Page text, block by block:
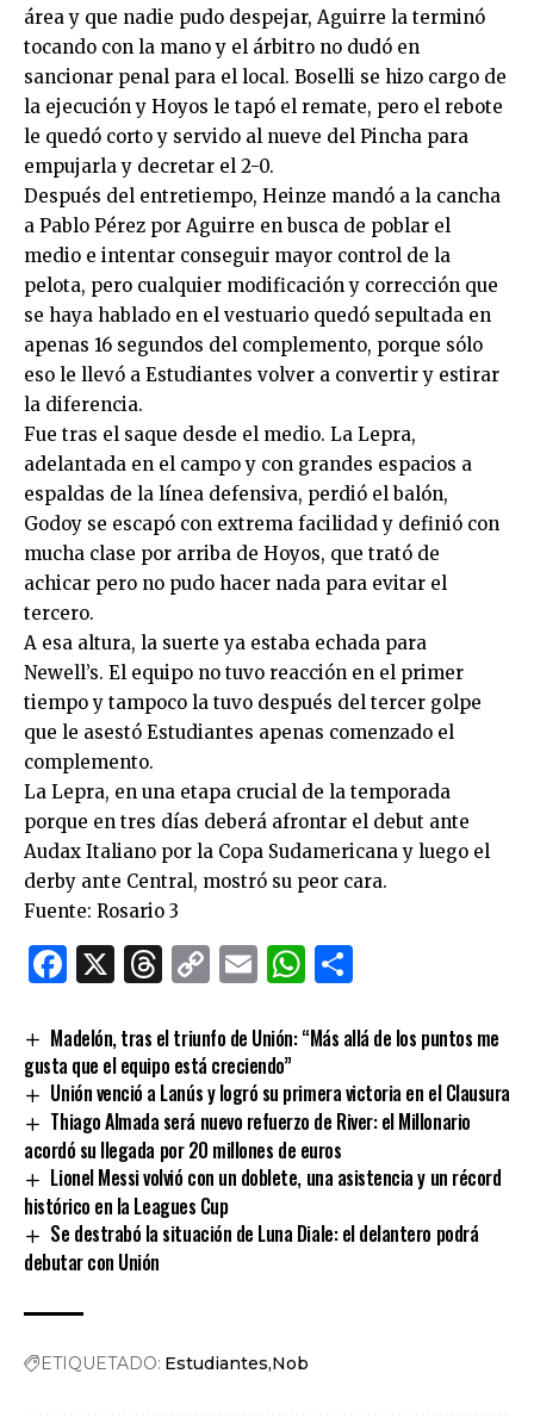
área y que nadie pudo despejar, Aguirre la terminó
tocando con la mano y el árbitro no dudó en
sancionar penal para el local. Boselli se hizo cargo de
la ejecución y Hoyos le tapó el remate, pero el rebote
le quedó corto y servido al nueve del Pincha para
empujarla y decretar el 2-0.
Después del entretiempo, Heinze mandó a la cancha
a Pablo Pérez por Aguirre en busca de poblar el
medio e intentar conseguir mayor control de la
pelota, pero cualquier modificación y corrección que
se haya hablado en el vestuario quedó sepultada en
apenas 16 segundos del complemento, porque sólo
eso le llevó a Estudiantes volver a convertir y estirar
la diferencia.
Fue tras el saque desde el medio. La Lepra,
adelantada en el campo y con grandes espacios a
espaldas de la línea defensiva, perdió el balón,
Godoy se escapó con extrema facilidad y definió con
mucha clase por arriba de Hoyos, que trató de
achicar pero no pudo hacer nada para evitar el
tercero.
A esa altura, la suerte ya estaba echada para
Newell’s. El equipo no tuvo reacción en el primer
tiempo y tampoco la tuvo después del tercer golpe
que le asestó Estudiantes apenas comenzado el
complemento.
La Lepra, en una etapa crucial de la temporada
porque en tres días deberá afrontar el debut ante
Audax Italiano por la Copa Sudamericana y luego el
derby ante Central, mostró su peor cara.
Fuente: Rosario 3
Facebook
X Threads
CopyEmailWhatsApp
Madelón, tras el triunfo de Unión: “Más allá de los puntos me
gusta que el equipo está creciendo”
Unión venció a Lanús y logró su primera victoria en el Clausura
Thiago Almada será nuevo refuerzo de River: el Millonario
acordó su llegada por 20 millones de euros
Lionel Messi volvió con un doblete, una asistencia y un récord
histórico en la Leagues Cup
Se destrabó la situación de Luna Diale: el delantero podrá
debutar con Unión
ETIQUETADO: Estudiantes Nob